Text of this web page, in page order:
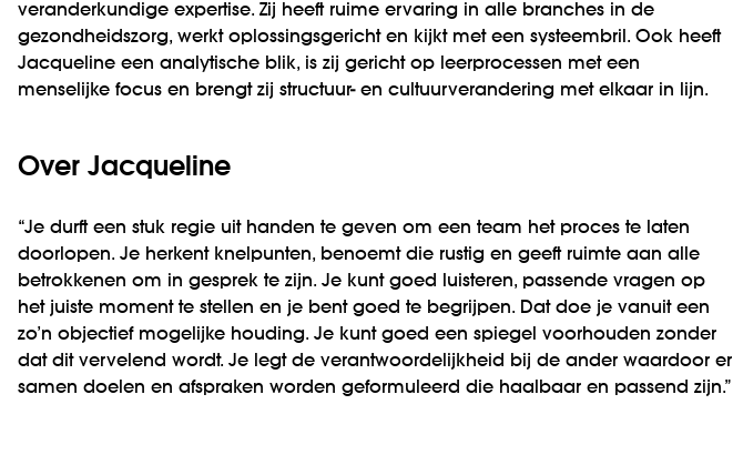
veranderkundige expertise. Zij heeft ruime ervaring in alle branches in de
gezondheids­zorg, werkt oplossings­gericht en kijkt met een systeembril. Ook heeft
Jacqueline een analytische blik, is zij gericht op leer­processen met een
menselijke focus en brengt zij structuur- en cultuur­verandering met elkaar in lijn.
Over Jacqueline
“Je durft een stuk regie uit handen te geven om een team het proces te laten
doorlopen. Je herkent knelpunten, benoemt die rustig en geeft ruimte aan alle
betrokkenen om in gesprek te zijn. Je kunt goed luisteren, passende vragen op
het juiste moment te stellen en je bent goed te begrijpen. Dat doe je vanuit een
zo’n objectief mogelijke houding. Je kunt goed een spiegel voorhouden zonder
dat dit vervelend wordt. Je legt de verantwoordelijk­heid bij de ander waardoor er
samen doelen en afspraken worden geformuleerd die haalbaar en passend zijn.”